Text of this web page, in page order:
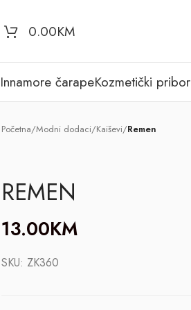
0.00KM
Innamore čarapeKozmetički pribor
Početna/Modni dodaci/Kaiševi/Remen
REMEN
13.00KM
SKU: ZK360